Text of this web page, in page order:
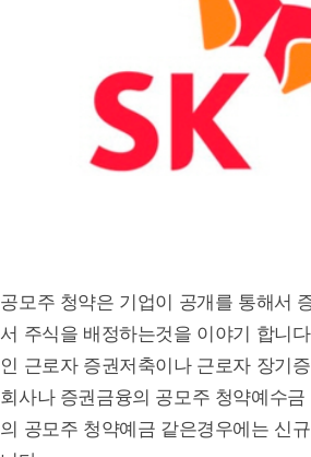
공모주 청약은 기업이 공개를 통해서
서 주식을 배정하는것을 이야기 합니
인 근로자 증권저축이나 근로자 장기
회사나 증권금융의 공모주 청약예수
의 공모주 청약예금 같은경우에는 신